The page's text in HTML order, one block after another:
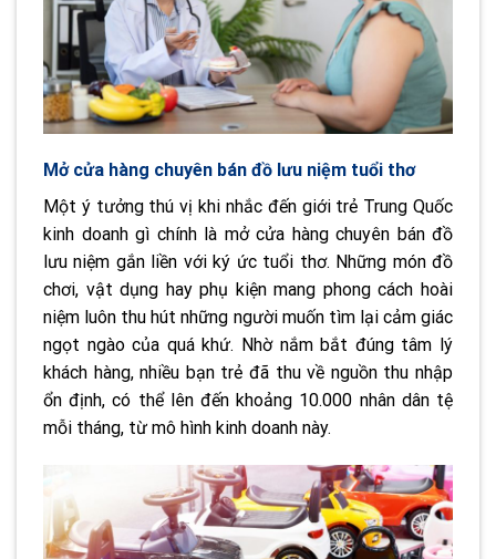
Mở cửa hàng chuyên bán đồ lưu niệm tuổi thơ
Một ý tưởng thú vị khi nhắc đến giới trẻ Trung Quốc
kinh doanh gì chính là mở cửa hàng chuyên bán đồ
lưu niệm gắn liền với ký ức tuổi thơ. Những món đồ
chơi, vật dụng hay phụ kiện mang phong cách hoài
niệm luôn thu hút những người muốn tìm lại cảm giác
ngọt ngào của quá khứ. Nhờ nắm bắt đúng tâm lý
khách hàng, nhiều bạn trẻ đã thu về nguồn thu nhập
ổn định, có thể lên đến khoảng 10.000 nhân dân tệ
mỗi tháng, từ mô hình kinh doanh này.